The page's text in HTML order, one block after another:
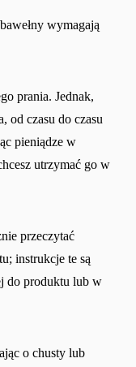
wymagają
prania. Jednak,
od czasu do czasu
pieniądze w
utrzymać go w
przeczytać
instrukcje te są
do produktu lub w
o chusty lub